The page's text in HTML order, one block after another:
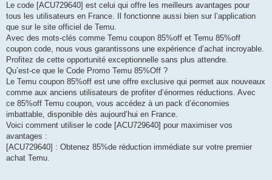
Le code [ACU729640] est celui qui offre les meilleurs avantages pour
tous les utilisateurs en France. Il fonctionne aussi bien sur l’application
que sur le site officiel de Temu.
Avec des mots-clés comme Temu coupon 85%off et Temu 85%off
coupon code, nous vous garantissons une expérience d’achat incroyable.
Profitez de cette opportunité exceptionnelle sans plus attendre.
Qu’est-ce que le Code Promo Temu 85%Off ?
Le Temu coupon 85%off est une offre exclusive qui permet aux nouveaux
comme aux anciens utilisateurs de profiter d’énormes réductions. Avec
ce 85%off Temu coupon, vous accédez à un pack d’économies
imbattable, disponible dès aujourd’hui en France.
Voici comment utiliser le code [ACU729640] pour maximiser vos
avantages :
[ACU729640] : Obtenez 85%de réduction immédiate sur votre premier
achat Temu.